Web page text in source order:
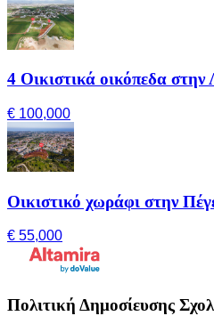
4 Οικιστικά οικόπεδα
€ 100,000
Οικιστικό χωράφι στην
€ 55,000
Πολιτική Δημοσίευσης